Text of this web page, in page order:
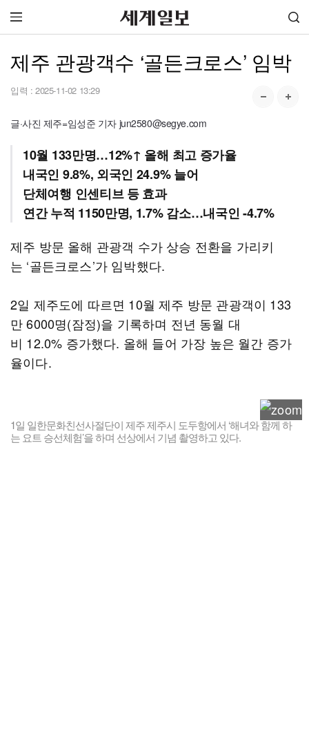
제주 관광객수 ‘골든크로스’ 임박
입력 : 2025-11-02 13:29
글·사진 제주=임성준 기자 jun2580@segye.com
10월 133만명…12%↑ 올해 최고 증가율
내국인 9.8%, 외국인 24.9% 늘어
단체여행 인센티브 등 효과
연간 누적 1150만명, 1.7% 감소…내국인 -4.7%
제주 방문 올해 관광객 수가 상승 전환을 가리키
는 ‘골든크로스’가 임박했다.
2일 제주도에 따르면 10월 제주 방문 관광객이 133
만 6000명(잠정)을 기록하며 전년 동월 대
비 12.0% 증가했다. 올해 들어 가장 높은 월간 증가
율이다.
1일 일한문화친선사절단이 제주 제주시 도두항에서 ‘해녀와 함께 하
는 요트 승선체험’을 하며 선상에서 기념 촬영하고 있다.